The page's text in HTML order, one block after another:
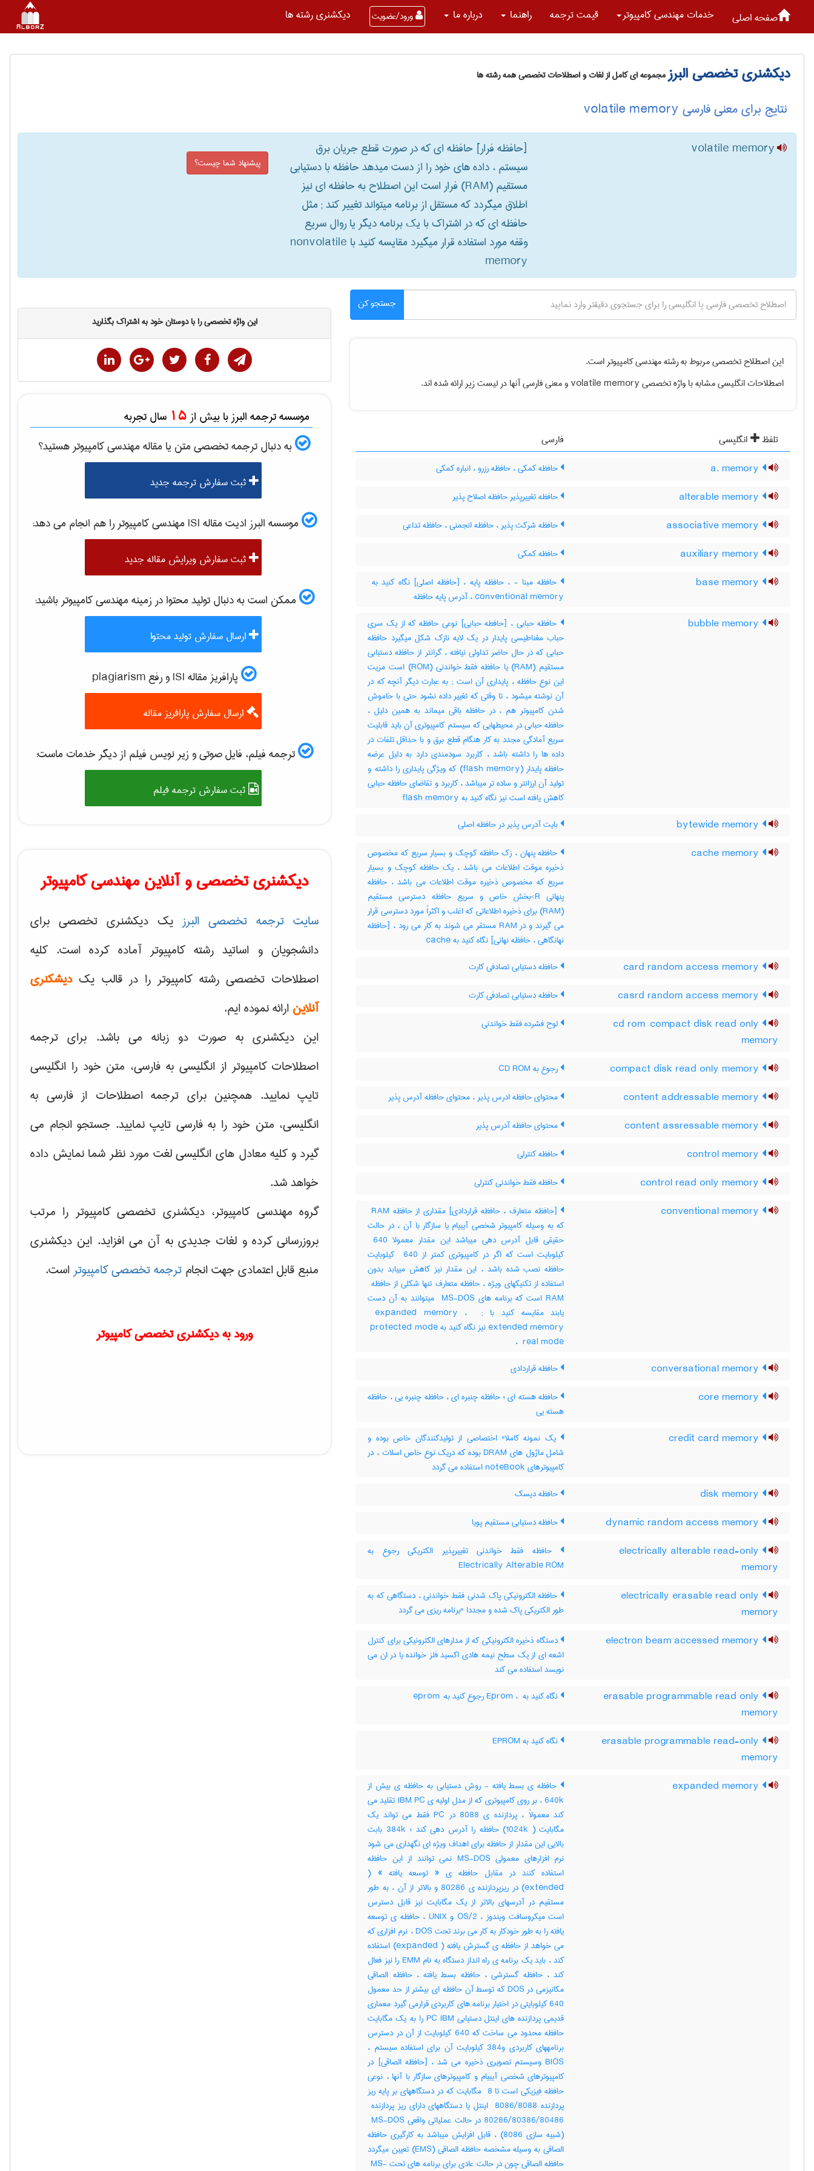
صفحه اصلی خدمات مهندسی كامپيوتر قیمت ترجمه راهنما درباره ما ورود/عضویت دیکشنری رشته ها
دیکشنری تخصصی البرزمجموعه ای کامل از لغات و اصطلاحات تخصصی همه رشته ها
نتایج برای معنی فارسی volatile memory
volatile memory
[حافظه فرار] حافظه ای که در صورت قطع جریان برق
سیستم ، داده های خود را از دست میدهد حافظه با دستیابی
مستقیم (‎RAM) فرار است این اصطلاح به حافظه ای نیز
اطلاق میگردد که مستقل از برنامه میتواند تغییر کند‎ ; مثل
حافظه ای که در اشتراک با یک برنامه دیگر یا روال سریع
وقفه مورد استفاده قرار میگیرد مقایسه کنید با ‎ nonvolatile
memory
پیشنهاد شما چیست؟
جستجو کن
این اصطلاح تخصصی مربوط به رشتهمهندسی كامپيوتراست.
اصطلاحات انگلیسی مشابه با واژه تخصصیvolatile memoryو معنی فارسی آنها در لیست زیر ارائه شده اند.
تلفظ انگلیسی
فارسی
حافظه کمکی ، حافظه رزرو ، انباره کمکی
حافظه تغییرپذیر حافظه اصلاح پذیر
حافظه شرکت پذیر ، حافظه انجمنی ، حافظه تداعی
حافظه کمکی
conventional memory ، آدرس پایه حافظه
حافظه حبابی ، [حافطه حبابی] نوعی حافظه که از یک سری
حباب مغناطیسی پایدار در یک لایه نازک شکل میگیرد حافظه
حبابی که در حال حاضر تداولی نیافته ، گرانتر از حافظه دستیابی
مستقیم (‎RAM) یا حافظه فقط خواندنی (‎ROM) است مزیت
این نوع حافظه ، پایداری آن است‎ ; به عبارت دیگر آنچه که در
آن نوشته میشود ، تا وقتی که تغییر داده نشود حتی با خاموش
شدن کامپیوتر هم ، در حافظه باقی میماند به همین دلیل ،
حافظه حبابی در محیطهایی که سیستم کامپیوتری آن باید قابلیت
سریع آمادگی مجدد به کار هنگام قطع برق و با حداقل تلفات در
داده ها را داشته باشد ، کاربرد سودمندی دارد به دلیل عرضه
حافظه پایدار (‎flash memory) که ویژگی پایداری را داشته و
تولید آن ارزانتر و ساده تر میباشد ، کاربرد و تقاضای حافظه حبابی
کاهش یافته است نیز نگاه کنید به ‎ flash memory
بایت آدرس پذیر در حافظه اصلی
حافظه پنهان ، زک حافظه کوچک و بسیار سریع که مخصوص
ذخیره موقت اطلاعات می باشد ، یک حافظه کوچک و بسیار
سریع که مخصوص ذخیره موقت اطلاعات می باشد ، حافظه
پنهانی R>بخش خاص و سریع حافظه دسترسی مستقیم
(RAM) برای ذخیره اطلاعاتی که اغلب و اکثراً مورد دسترسی قرار
می گیرند و در RAM مستقر می شوند به کار می رود ، [حافظه
نهانگاهی ، حافظه نهانی] نگاه کنید به ‎ cache
حافظه دستیابی تصادفی کارت
حافظه دستیابی تصادفی کارت
cd rom compact disk read only
memory
لوح فشرده فقط خواندنی
رجوع به CD ROM
محتوای حافظه ادرس پذیر ، محتوای حافظه آدرس پذیر
محتوای حافظه آدرس پذیر
حافظه کنترلی
حافظه فقط خواندنی کنترلی
[حافظه متعارف ، حافظه قراردادی] مقداری از حافظه ‎ RAM
که به وسیله کامپیوتر شخصی آیبیام یا سازگار با آن ، در حالت
حقیقی قابل آدرس دهی میباشد این مقدار معمولا ‎ 640
کیلوبایت است که اگر در کامپیوتری کمتر از ‎ 640 کیلوبایت
حافظه نصب شده باشد ، این مقدار نیز کاهش مییابد بدون
RAM است که برنامه های ‎ MS-DOS میتوانند به آن دست
یابند مقایسه کنید با ‎ expanded memory ، ‎ ;
extended memory نیز نگاه کنید به ‎ protected mode
، ‎ real mode
حافظه قراردادی
حافظه هسته ای ؛ حافظه چنبره ای ، حافظه چنبره یی ، حافظه
هسته یی
یک نمونه کاملا" اختصاصی از تولیدکنندگان خاص بوده و
شامل ماژول های DRAM بوده که دریک نوع خاص اسلات ، در
کامپیوترهای noteBook استفاده می گردد
حافظه دیسک
حافظه دستیابی مستقیم پویا
electrically alterable read-only
memory
حافظه فقط خواندنی تغییرپذیر الکتریکی رجوع به
Electrically Alterable ROM
electrically erasable read only
memory
حافظه الکترونیکی پاک شدنی فقط خواندنی ، دستگاهی که به
طور الکتریکی پاک شده و مجددا "برنامه ریزی می گردد
دستگاه ذخیره الکترونیکی که از مدارهای الکترونیکی برای کنترل
اشعه ای از یک سطح نیمه هادی اکسید فلز خوانده یا در ان می
نویسد استفاده می کند
erasable programmable read only
memory
نگاه کنید به Eprom ، ‎ رجوع کنید به: eprom
erasable programmable read-only
memory
نگاه کنید به ‎ EPROM
حافظه ی بسط یافته - روش دستیابی به حافظه ی بیش از
640k ، بر روی کامپیوتری که از مدل اولیه ی IBM PC تقلید می
کند معمولاً ، پردازنده ی 8088 در PC فقط می تواند یک
مگابایت ( 1024k) حافظه را آدرس دهی کند ؛ 384k بابت
بالایی این مقدار از حافظه برای اهداف ویژه ای نگهداری می شود
نرم افزارهای معمولی MS-DOS نمی توانند از این حافظه
استفاده کنند در مقابل حافظه ی « توسعه یافته » (
extended) در ریزپردازنده ی 80286 و بالاتر از آن ، به طور
مستقیم در آدرسهای بالاتر از یک مگابایت نیز قابل دسترس
است میکروسافت ویندوز ، OS/2 و UNIX ، حافظه ی توسعه
یافته را به طور خودکار به کار می برند تحت DOS ، نرم افزاری که
می خواهد از حافظه ی گسترش یافته ( expanded) استفاده
کند ، باید یک برنامه ی راه انداز دستگاه به نام EMM را نیز فعال
کند ، حافظه گسترشی ، حافظه بسط یافته ، حافظه الصاقی
مکانیزمی در DOS که توسط آن حافظه ای بیشتر از حد معمول
640 کیلوبایتی در اختیار برنامه های کاربردی قرارمی گیرد معماری
قدیمی پردازنده های اینتل دستیابی PC IBM را به یک مگابایت
حافظه محدود می ساخت که 640 کیلوبایت از آن در دسترس
برنامههای کاربردی و384 کیلوبایت آن برای استفاده سیستم ،
BIOS وسیستم تصویری ذخیره می شد ، [حافظه الصاقی] در
کامپیوترهای شخصی آیبیام و کامپیوترهای سازگار با آنها ، نوعی
حافظه فیزیکی است تا ‎ 8 مگابایت که در دستگاههای بر پایه ریز
80286/80386/80486 در حالت عملیاتی واقعی ‎ MS-DOS
(شبیه سازی ‎8086) ، قابل افزایش میباشد به کارگیری حافظه
الصاقی به وسیله مشخصه حافظه الصاقی (‎EMS) تعیین میگردد
حافظه الصاقی چون در حالت عادی برای برنامه های تحت ‎ MS-
این واژه تخصصی را با دوستان خود به اشتراک بگذارید
موسسه ترجمه البرز با بیش از 15 سال تجربه
به دنبال ترجمه تخصصی متن یا مقالهمهندسی كامپيوترهستید؟
ثبت سفارش ترجمه جدید
موسسه البرز ادیت مقاله ISI مهندسی كامپيوتررا هم انجام می دهد:
ثبت سفارش ویرایش مقاله جدید
ممکن است به دنبال تولید محتوا در زمینهمهندسی كامپيوترباشید:
ارسال سفارش تولید محتوا
پارافریز مقاله ISI و رفع plagiarism
ارسال سفارش پارافریز مقاله
ترجمه فیلم، فایل صوتی و زیر نویس فیلم از دیگر خدمات ماست:
ثبت سفارش ترجمه فیلم
دیکشنری تخصصی و آنلاین مهندسی کامپیوتر
سایت ترجمه تخصصی البرزیک دیکشنری تخصصی برای
دانشجویان و اساتید رشته کامپیوتر آماده کرده است. کلیه
اصطلاحات تخصصی رشته کامپیوتر را در قالب یکدیشکنری
آنلاین ارائه نموده ایم.
این دیکشنری به صورت دو زبانه می باشد. برای ترجمه
اصطلاحات کامپیوتر از انگلیسی به فارسی، متن خود را انگلیسی
تایپ نمایید. همچنین برای ترجمه اصطلاحات از فارسی به
انگلیسی، متن خود را به فارسی تایپ نمایید. جستجو انجام می
گیرد و کلیه معادل های انگلیسی لغت مورد نظر شما نمایش داده
خواهد شد.
گروه مهندسی کامپیوتر، دیکشنری تخصصی کامپیوتر را مرتب
بروزرسانی کرده و لغات جدیدی به آن می افزاید. این دیکشنری
منبع قابل اعتمادی جهت انجام ترجمه تخصصی کامپیوتراست.
ورود به دیکشنری تخصصی کامپیوتر